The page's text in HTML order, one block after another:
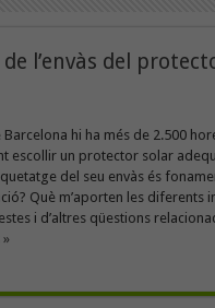
l’envàs del
hi ha més de 2.500
escollir un protector solar
del seu envàs és
Què m’aporten les diferents
i d’altres qüestions